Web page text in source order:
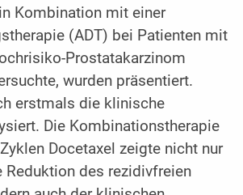
Kombination mit einer
(ADT) bei Patienten mit
Prostatakarzinom
wurden präsentiert.
erstmals die klinische
Die Kombinationstherapie
Docetaxel zeigte nicht nur
Reduktion des rezidivfreien